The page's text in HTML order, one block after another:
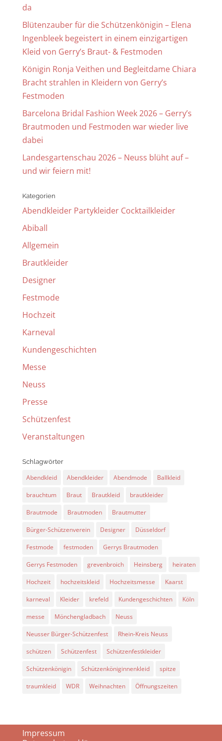
da
Blütenzauber für die Schützenkönigin – Elena
Ingenbleek begeistert in einem einzigartigen
Kleid von Gerry’s Braut- & Festmoden
Königin Ronja Veithen und Begleitdame Chiara
Bracht strahlen in Kleidern von Gerry’s
Festmoden
Barcelona Bridal Fashion Week 2026 – Gerry’s
Brautmoden und Festmoden war wieder live
dabei
Landesgartenschau 2026 – Neuss blüht auf –
und wir feiern mit!
Kategorien
Abendkleider Partykleider Cocktailkleider
Abiball
Allgemein
Brautkleider
Designer
Festmode
Hochzeit
Karneval
Kundengeschichten
Messe
Neuss
Presse
Schützenfest
Veranstaltungen
Schlagwörter
Abendkleid Abendkleider Abendmode Ballkleid
brauchtum Braut Brautkleid brautkleider
Brautmode Brautmoden Brautmutter
Bürger-Schützenverein Designer Düsseldorf
Festmode festmoden Gerrys Brautmoden
Gerrys Festmoden grevenbroich Heinsberg heiraten
Hochzeit hochzeitskleid Hochzeitsmesse Kaarst
karneval Kleider krefeld Kundengeschichten Köln
messe Mönchengladbach Neuss
Neusser Bürger-Schützenfest Rhein-Kreis Neuss
schützen Schützenfest Schützenfestkleider
Schützenkönigin Schützenköniginnenkleid spitze
traumkleid WDR Weihnachten Öffnungszeiten
Impressum